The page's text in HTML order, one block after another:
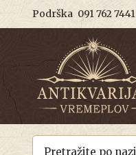
Podrška 091 762 7441